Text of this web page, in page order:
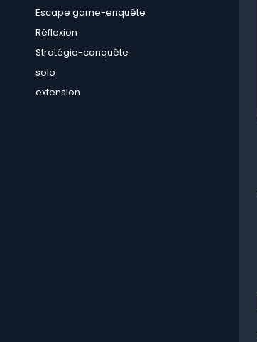
Escape game-enquête
Réflexion
Stratégie-conquête
solo
extension